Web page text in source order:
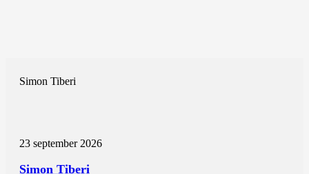
Simon Tiberi
23 september 2026
Simon Tiberi